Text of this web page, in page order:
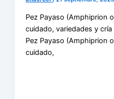
Pez Payaso (Amphiprion
cuidado, variedades y
Pez Payaso (Amphiprion
cuidado,